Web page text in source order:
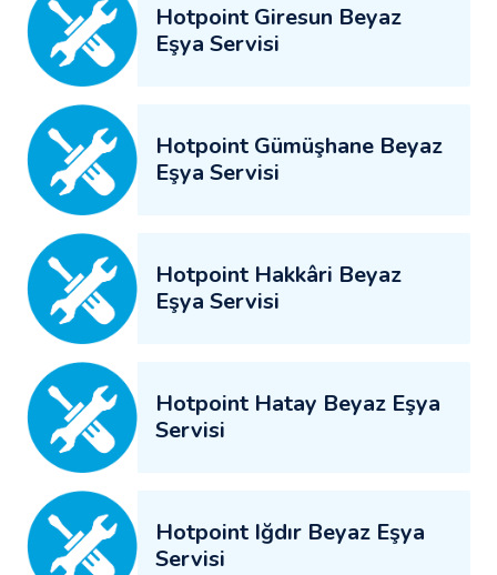
Hotpoint Giresun Beyaz
Eşya Servisi
Hotpoint Gümüşhane Beyaz
Eşya Servisi
Hotpoint Hakkâri Beyaz
Eşya Servisi
Hotpoint Hatay Beyaz Eşya
Servisi
Hotpoint Iğdır Beyaz Eşya
Servisi